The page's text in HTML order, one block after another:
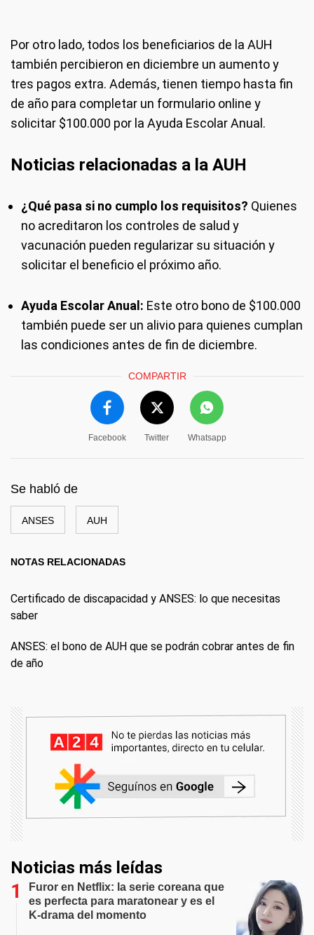
Por otro lado, todos los beneficiarios de la AUH
también percibieron en diciembre un aumento y
tres pagos extra. Además, tienen tiempo hasta fin
de año para completar un formulario online y
solicitar $100.000 por la Ayuda Escolar Anual.
Noticias relacionadas a la AUH
¿Qué pasa si no cumplo los requisitos? Quienes
no acreditaron los controles de salud y
vacunación pueden regularizar su situación y
solicitar el beneficio el próximo año.
Ayuda Escolar Anual: Este otro bono de $100.000
también puede ser un alivio para quienes cumplan
las condiciones antes de fin de diciembre.
COMPARTIR
Facebook Twitter Whatsapp
Se habló de
ANSES AUH
NOTAS RELACIONADAS
Certificado de discapacidad y ANSES: lo que necesitas
saber
ANSES: el bono de AUH que se podrán cobrar antes de fin
de año
Noticias más leídas
Furor en Netflix: la serie coreana que
es perfecta para maratonear y es el
K-drama del momento